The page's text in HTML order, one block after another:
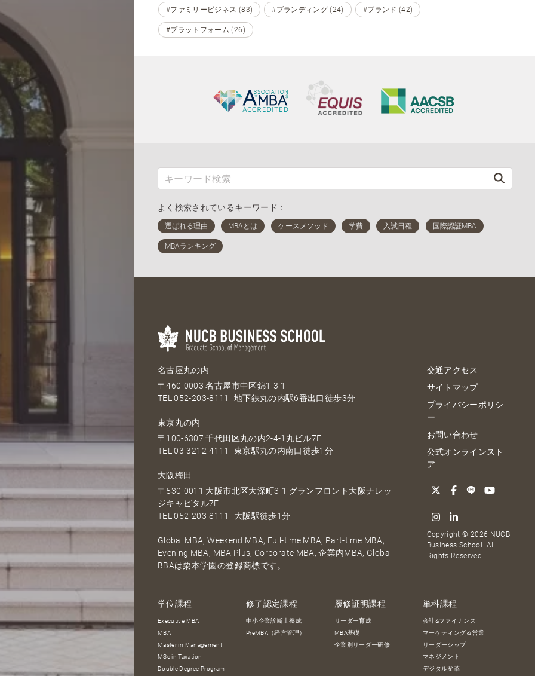
#ファミリービジネス (83) #ブランディング (24) #ブランド (42)
#プラットフォーム (26)
よく検索されているキーワード：
名古屋丸の内
〒460-0003 名古屋市中区錦1-3-1
TEL052-203-8111 地下鉄丸の内駅6番出口徒歩3分
東京丸の内
〒100-6307 千代田区丸の内2-4-1丸ビル7F
TEL03-3212-4111 東京駅丸の内南口徒歩1分
大阪梅田
〒530-0011 大阪市北区大深町3-1 グランフロント大阪ナレッ
ジキャピタル7F
TEL052-203-8111 大阪駅徒歩1分
Global MBA, Weekend MBA, Full-time MBA, Part-time MBA,
Evening MBA, MBA Plus, Corporate MBA, 企業内MBA, Global
BBAは栗本学園の登録商標です。
交通アクセス
サイトマップ
プライバシーポリシ
ー
お問い合わせ
公式オンラインスト
ア
Copyright © 2026 NUCB
Business School. All
Rights Reserved.
学位課程
Executive MBA
MBA
Master in Management
MSc in Taxation
Double Degree Program
修了認定課程
中小企業診断士養成
PreMBA（経営管理）
履修証明課程
リーダー育成
MBA基礎
企業別リーダー研修
単科課程
会計&ファイナンス
マーケティング＆営業
リーダーシップ
マネジメント
デジタル変革